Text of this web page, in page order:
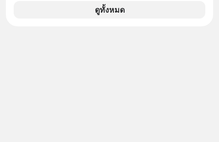
เพียง 1.3% เท่านั้น เกิดอะไรขึ้นกับที่พัก
รายเล็ก ? อะไรคือข้อจำกัดที่ทำให้โต
ดูทั้งหมด